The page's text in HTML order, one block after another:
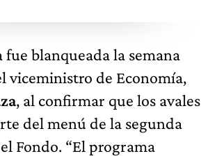
fue blanqueada la semana
viceministro de Economía,
, al confirmar que los avales
del menú de la segunda
Fondo. “El programa